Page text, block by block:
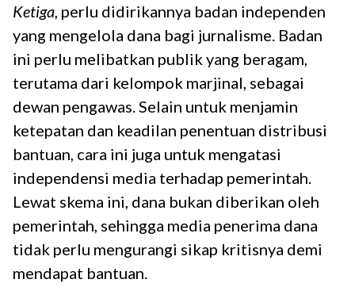
Ketiga, perlu didirikannya badan independen
yang mengelola dana bagi jurnalisme. Badan
ini perlu melibatkan publik yang beragam,
terutama dari kelompok marjinal, sebagai
dewan pengawas. Selain untuk menjamin
ketepatan dan keadilan penentuan distribusi
bantuan, cara ini juga untuk mengatasi
independensi media terhadap pemerintah.
Lewat skema ini, dana bukan diberikan oleh
pemerintah, sehingga media penerima dana
tidak perlu mengurangi sikap kritisnya demi
mendapat bantuan.